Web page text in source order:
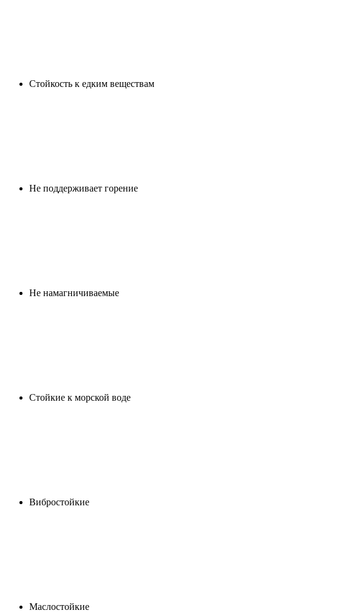
Cтойкость к едким веществам
Не поддерживает горение
Не намагничиваемые
Стойкие к морской воде
Вибростойкие
Маслостойкие